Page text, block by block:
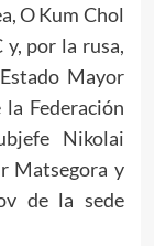
O Kum Chol
y, por la rusa,
Mayor
Federación
Nikolai
Matsegora y
de la sede